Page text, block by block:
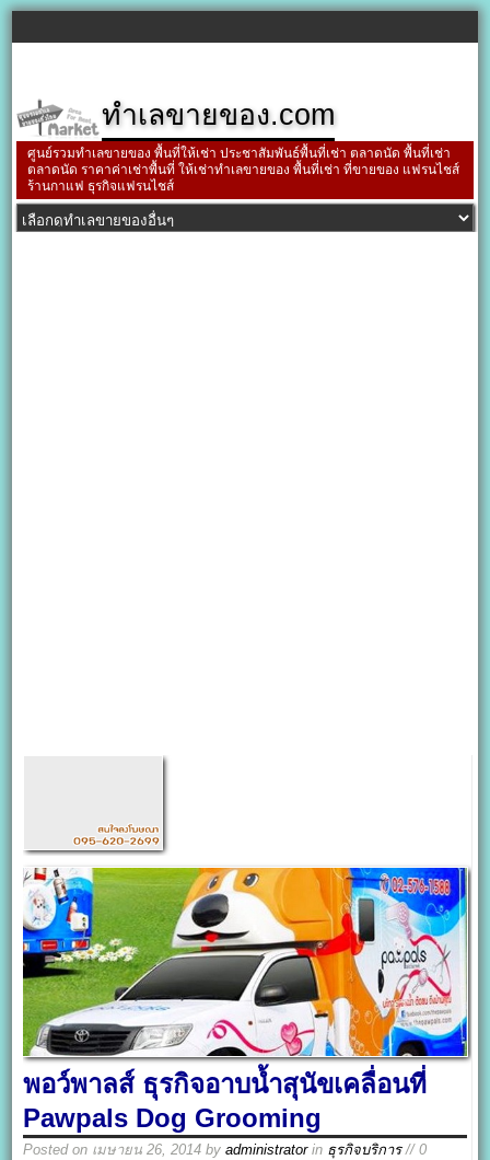
ทำเลขายของ.com
ศูนย์รวมทำเลขายของ พื้นที่ให้เช่า ประชาสัมพันธ์พื้นที่เช่า ตลาดนัด พื้นที่เช่า
ตลาดนัด ราคาค่าเช่าพื้นที่ ให้เช่าทำเลขายของ พื้นที่เช่า ที่ขายของ แฟรนไชส์
ร้านกาแฟ ธุรกิจแฟรนไชส์
พอว์พาลส์ ธุรกิจอาบน้ำสุนัขเคลื่อนที่
Pawpals Dog Grooming
Posted on เมษายน 26, 2014 byadministratorin ธุรกิจบริการ// 0